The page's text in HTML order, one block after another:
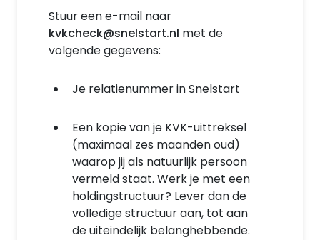
Stuur een e-mail naar
kvkcheck@snelstart.nl met de
volgende gegevens:
Je relatienummer in Snelstart
Een kopie van je KVK-uittreksel
(maximaal zes maanden oud)
waarop jij als natuurlijk persoon
vermeld staat. Werk je met een
holdingstructuur? Lever dan de
volledige structuur aan, tot aan
de uiteindelijk belanghebbende.